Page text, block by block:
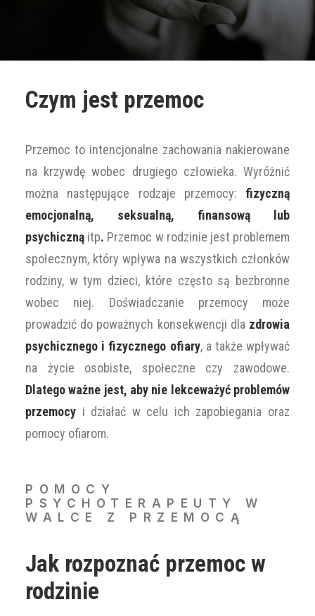
UMÓW WIZYTĘ
Czym jest przemoc
Przemoc to intencjonalne zachowania nakierowane
na krzywdę wobec drugiego człowieka. Wyróżnić
można następujące rodzaje przemocy: fizyczną
emocjonalną, seksualną, finansową lub
psychiczną itp. Przemoc w rodzinie jest problemem
społecznym, który wpływa na wszystkich członków
rodziny, w tym dzieci, które często są bezbronne
wobec niej. Doświadczanie przemocy może
prowadzić do poważnych konsekwencji dla zdrowia
psychicznego i fizycznego ofiary, a także wpływać
na życie osobiste, społeczne czy zawodowe.
Dlatego ważne jest, aby nie lekceważyć problemów
przemocy i działać w celu ich zapobiegania oraz
pomocy ofiarom.
POMOCY
PSYCHOTERAPEUTY W
WALCE Z PRZEMOCĄ
Jak rozpoznać przemoc w
rodzinie